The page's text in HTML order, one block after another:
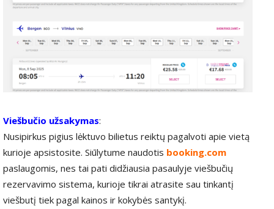
Viešbučio užsakymas:
Nusipirkus pigius lėktuvo bilietus reiktų pagalvoti apie vietą
kurioje apsistosite. Siūlytume naudotis booking.com
paslaugomis, nes tai pati didžiausia pasaulyje viešbučių
rezervavimo sistema, kurioje tikrai atrasite sau tinkantį
viešbutį tiek pagal kainos ir kokybės santykį.